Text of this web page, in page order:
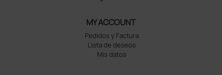
MY ACCOUNT
Pedidos y Factura
Lista de deseos
Mis datos